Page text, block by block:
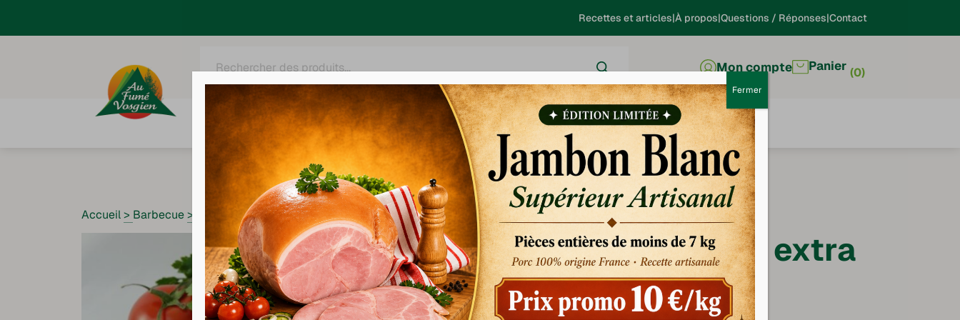
Recettes et articles À propos Questions / Réponses Contact
produits
Mon compte Panier 0
Tous nos produitsCharcuterieSalaisonSaucisses - ChoucrouteBarbecue
Accueil> Barbecue> Véritable merguez extra forte
Véritable merguez extra
forte
Fermer